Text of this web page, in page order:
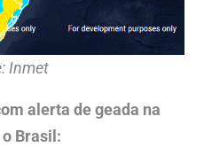
Inmet
alerta de geada na
Brasil: